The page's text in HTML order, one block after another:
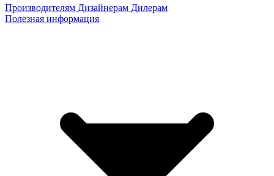
Производителям Дизайнерам Дилерам
Полезная информация